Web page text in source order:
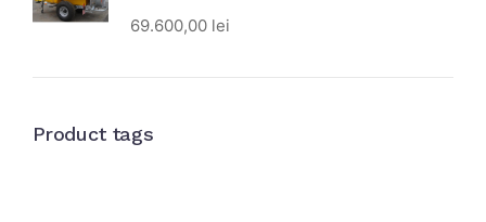
69.600,00 lei
Product tags